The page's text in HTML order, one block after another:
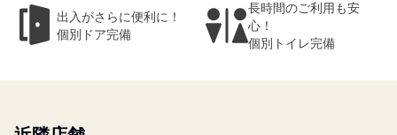
出入がさらに便利に！
個別ドア完備
長時間のご利用も安
心！
個別トイレ完備